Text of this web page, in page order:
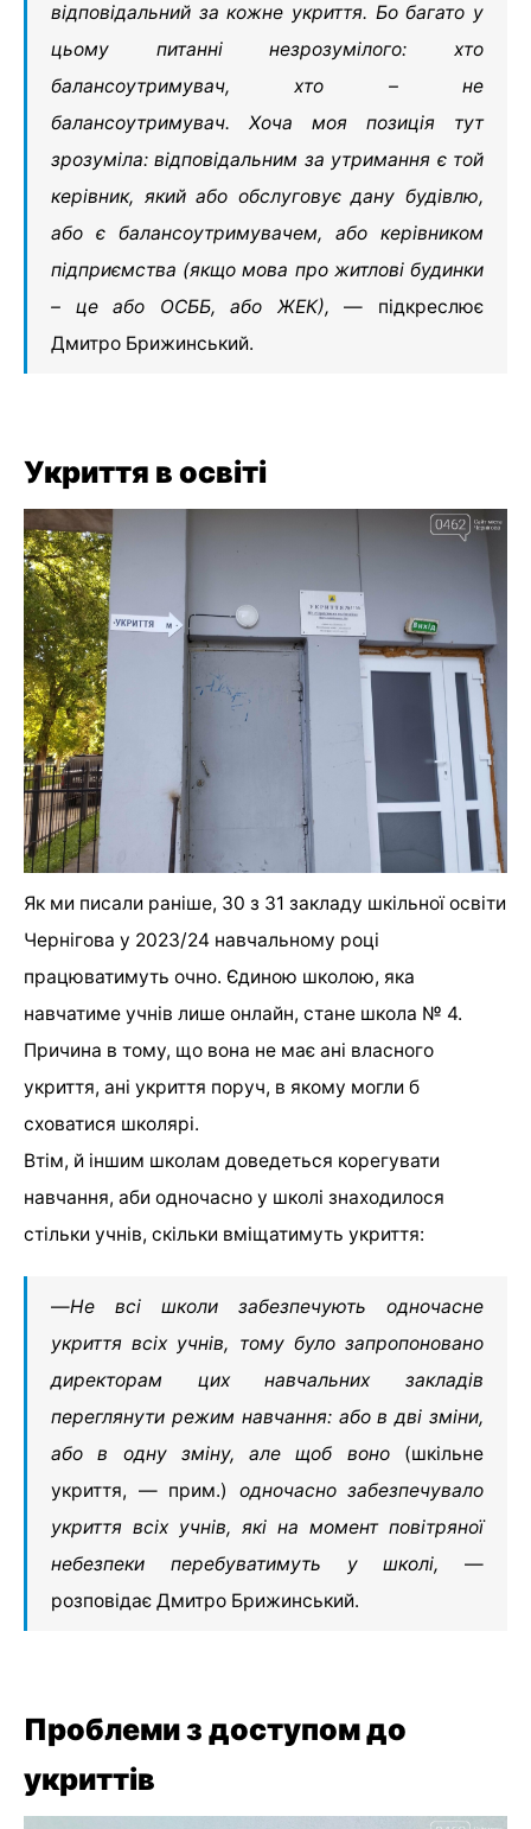
відповідальний за кожне укриття. Бо багато у
цьому питанні незрозумілого: хто
балансоутримувач, хто – не
балансоутримувач. Хоча моя позиція тут
зрозуміла: відповідальним за утримання є той
керівник, який або обслуговує дану будівлю,
або є балансоутримувачем, або керівником
підприємства (якщо мова про житлові будинки
– це або ОСББ, або ЖЕК), — підкреслює
Дмитро Брижинський.
Укриття в освіті
Як ми писали раніше, 30 з 31 закладу шкільної освіти
Чернігова у 2023/24 навчальному році
працюватимуть очно. Єдиною школою, яка
навчатиме учнів лише онлайн, стане школа № 4.
Причина в тому, що вона не має ані власного
укриття, ані укриття поруч, в якому могли б
сховатися школярі.
Втім, й іншим школам доведеться корегувати
навчання, аби одночасно у школі знаходилося
стільки учнів, скільки вміщатимуть укриття:
—Не всі школи забезпечують одночасне
укриття всіх учнів, тому було запропоновано
директорам цих навчальних закладів
переглянути режим навчання: або в дві зміни,
або в одну зміну, але щоб воно (шкільне
укриття, — прим.)
одночасно забезпечувало
укриття всіх учнів, які на момент повітряної
небезпеки перебуватимуть у школі, —
розповідає Дмитро Брижинський.
Проблеми з доступом до
укриттів